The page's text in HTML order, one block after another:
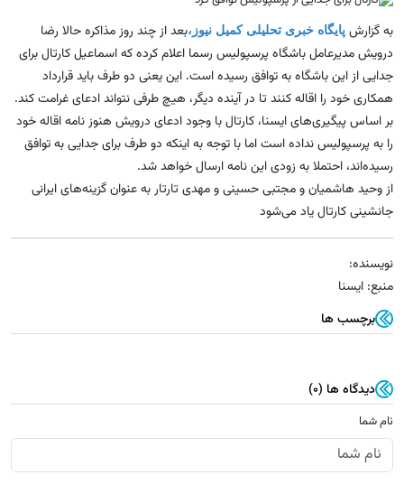
به گزارش پایگاه خبری تحلیلی کمیل نیوز،بعد از چند روز مذاکره حالا رضا
درویش مدیرعامل باشگاه پرسپولیس رسما اعلام کرده که اسماعیل کارتال برای
جدایی از این باشگاه به توافق رسیده است. این یعنی دو طرف باید قرارداد
همکاری خود را اقاله کنند تا در آینده دیگر، هیچ طرفی نتواند ادعای غرامت کند.
بر اساس پیگیری‌های ایسنا، کارتال با وجود ادعای درویش هنوز نامه اقاله خود
را به پرسپولیس نداده است اما با توجه به اینکه دو طرف برای جدایی به توافق
رسیده‌اند، احتملا به زودی این نامه ارسال خواهد شد.
از وحید هاشمیان و مجتبی حسینی و مهدی تارتار به عنوان گزینه‌های ایرانی
جانشینی کارتال یاد می‌شود
نویسنده:
منبع: ایسنا
برچسب ها
دیدگاه ها (0)
نام شما